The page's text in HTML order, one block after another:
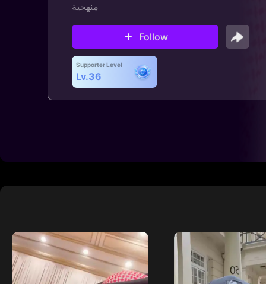
منهجية
Follow
Supporter Level
Lv.36